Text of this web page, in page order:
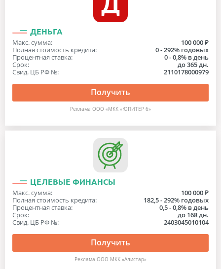
ДЕНЬГА
Макс. сумма:
100 000 ₽
Полная стоимость кредита:
0 - 292% годовых
Процентная ставка:
0 - 0,8% в день
Срок:
до 365 дн.
Свид. ЦБ РФ №:
2110178000979
Получить
Реклама ООО «МКК «ЮПИТЕР 6»
ЦЕЛЕВЫЕ ФИНАНСЫ
Макс. сумма:
100 000 ₽
Полная стоимость кредита:
182,5 - 292% годовых
Процентная ставка:
0,5 - 0,8% в день
Срок:
до 168 дн.
Свид. ЦБ РФ №:
2403045010104
Получить
Реклама ООО МКК «Алистар»